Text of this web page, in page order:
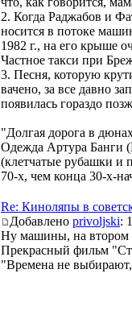
2. Когда Раджабов и
носится в потоке
1982 г., на его крыше
Частное такси при
3. Песня, которую
вачено, за все давно
появилась гораздо
"Долгая дорога в
Одежда Артура Банги
(клетчатые рубашки и
70-х, чем конца 30-х-
Re: Киноляпы в
Добавлено privoljski:
Ну машины, на втором
Прекрасный фильм
"Времена не